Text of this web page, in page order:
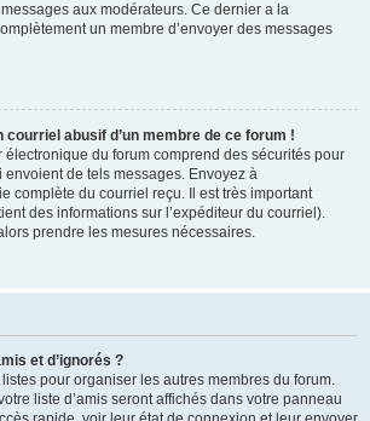
aux modérateurs. Ce dernier a la
un membre d’envoyer des messages
courriel abusif d’un membre de ce forum !
électronique du forum comprend des sécurités pour
de tels messages. Envoyez à
complète du courriel reçu. Il est très important
des informations sur l’expéditeur du courriel).
prendre les mesures nécessaires.
et d’ignorés ?
pour organiser les autres membres du forum.
liste d’amis seront affichés dans votre panneau